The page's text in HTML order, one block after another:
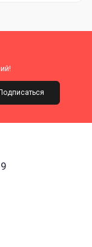
Подписаться